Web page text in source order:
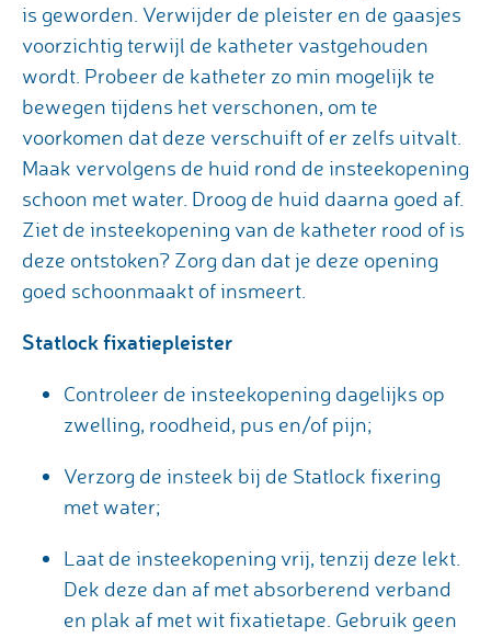
is geworden. Verwijder de pleister en de gaasjes
voorzichtig terwijl de katheter vastgehouden
wordt. Probeer de katheter zo min mogelijk te
bewegen tijdens het verschonen, om te
voorkomen dat deze verschuift of er zelfs uitvalt.
Maak vervolgens de huid rond de insteekopening
schoon met water. Droog de huid daarna goed af.
Ziet de insteekopening van de katheter rood of is
deze ontstoken? Zorg dan dat je deze opening
goed schoonmaakt of insmeert.
Statlock fixatiepleister
Controleer de insteekopening dagelijks op
zwelling, roodheid, pus en/of pijn;
Verzorg de insteek bij de Statlock fixering
met water;
Laat de insteekopening vrij, tenzij deze lekt.
Dek deze dan af met absorberend verband
en plak af met wit fixatietape. Gebruik geen